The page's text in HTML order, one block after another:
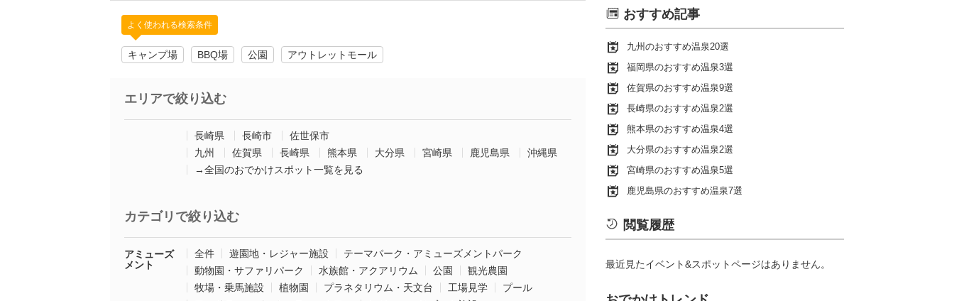
よく使われる検索条件
キャンプ場 BBQ場 公園 アウトレットモール
エリアで絞り込む
長崎県 長崎市
佐世保市
九州
佐賀県 長崎県 熊本県 大分県 宮崎県 鹿児島県
沖縄県
→全国のおでかけスポット一覧を見る
カテゴリで絞り込む
アミューズ
メント
全件 遊園地・レジャー施設
テーマパーク・アミューズメントパーク
動物園・サファリパーク
水族館・アクアリウム 公園
観光農園
牧場・乗馬施設
植物園 プラネタリウム・天文台 工場見学
プール
おすすめ記事
九州のおすすめ温泉20選
福岡県のおすすめ温泉3選
佐賀県のおすすめ温泉9選
長崎県のおすすめ温泉2選
熊本県のおすすめ温泉4選
大分県のおすすめ温泉2選
宮崎県のおすすめ温泉5選
鹿児島県のおすすめ温泉7選
閲覧履歴
最近見たイベント&スポットページはありません。